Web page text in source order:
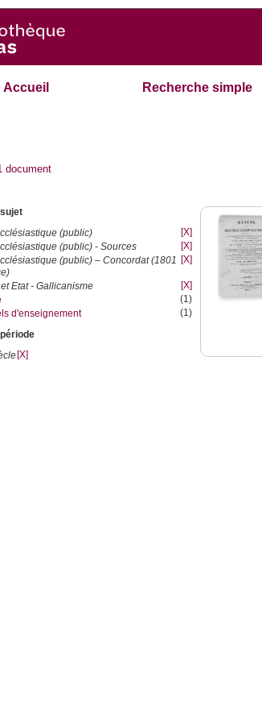
Accueil Recherche simple
document
(public)
[X]
(public) - Sources
[X]
(public) – Concordat (1801 [X]
Etat - Gallicanisme
[X]
(1)
d'enseignement
(1)
[X]